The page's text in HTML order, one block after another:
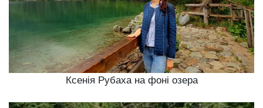
Ксенія Рубаха на фоні озера